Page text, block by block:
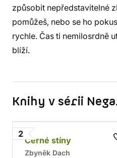
způsobit nepředstavitelné
pomůžeš, nebo se ho
rychle. Čas ti nemilosrdně
blíží.
Knihy v sérii
2
Černé stíny
Zbyněk Dach